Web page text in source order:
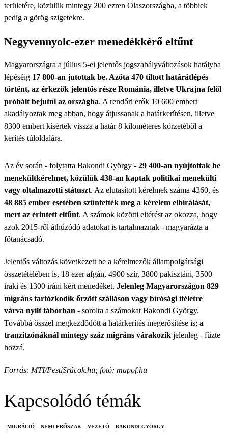
területére, közülük mintegy 200 ezren Olaszországba, a többiek
pedig a görög szigetekre.
Negyvennyolc-ezer menedékkérő eltűnt
Magyarországra a július 5-ei jelentős jogszabályváltozások hatályba
lépéséig 17 800-an jutottak be. Azóta 470 tiltott határátlépés
történt, az érkezők jelentős része Románia, illetve Ukrajna felől
próbált bejutni az országba. A rendőri erők 10 600 embert
akadályoztak meg abban, hogy átjussanak a határkerítésen, illetve
8300 embert kísértek vissza a határ 8 kilométeres körzetéből a
kerítés túloldalára.
Az év során - folytatta Bakondi György - 29 400-an nyújtottak be
menekültkérelmet, közülük 438-an kaptak politikai menekülti
vagy oltalmazotti státuszt. Az elutasított kérelmek száma 4360, és
48 885 ember esetében szüntették meg a kérelem elbírálását,
mert az érintett eltűnt. A számok közötti eltérést az okozza, hogy
azok 2015-ről áthúzódó adatokat is tartalmaznak - magyarázta a
főtanácsadó.
Jelentős változás következett be a kérelmezők állampolgársági
összetételében is, 18 ezer afgán, 4900 szír, 3800 pakisztáni, 3500
iraki és 1300 iráni kért menedéket. Jelenleg Magyarországon 829
migráns tartózkodik őrzött szálláson vagy bírósági ítéletre
várva nyílt táborban - sorolta a számokat Bakondi György.
Továbbá ősszel megkezdődött a határkerítés megerősítése is; a
tranzitzónáknál mintegy száz migráns várakozik jelenleg - fűzte
hozzá.
Forrás: MTI/PestiSrácok.hu; fotó: mapof.hu
Kapcsolódó témák
MIGRÁCIÓ NEMI ERŐSZAK VEZETŐ BAKONDI GYÖRGY